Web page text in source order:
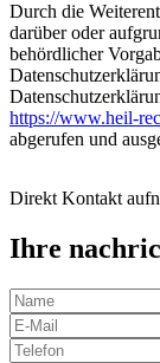
Durch die
darüber oder
behördlicher
https://www.heil-
abgerufen und
Direkt Kontakt
Ihre